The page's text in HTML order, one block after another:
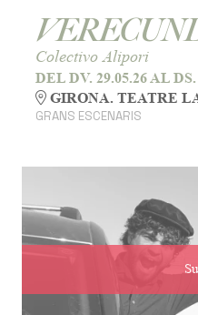
Colectivo Alipori
DEL DV. 29.05.26 AL DS.
GIRONA. TEATRE
GRANS ESCENARIS